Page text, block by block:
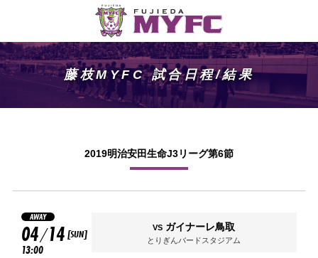
藤枝MYFC 試合日程/結果
2019明治安田生命J3リーグ第6節
04/14 [SUN]
13:00
AWAY
VS ガイナーレ鳥取
とりぎんバードスタジアム